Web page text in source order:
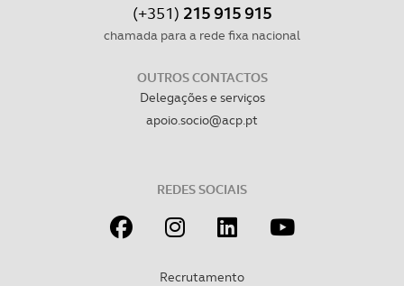
(+351) 215 915 915
chamada para a rede fixa nacional
OUTROS CONTACTOS
Delegações e serviços
apoio.socio@acp.pt
REDES SOCIAIS
Recrutamento